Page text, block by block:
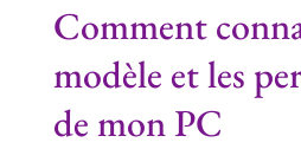
Comment
modèle et les
de mon PC